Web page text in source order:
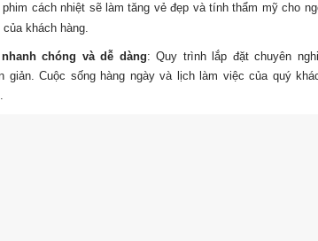
phim cách nhiệt sẽ làm tăng vẻ đẹp và tính thẩm mỹ cho
khách hàng.
chóng và dễ dàng: Quy trình lắp đặt chuyên
giản. Cuộc sống hàng ngày và lịch làm việc của quý
.